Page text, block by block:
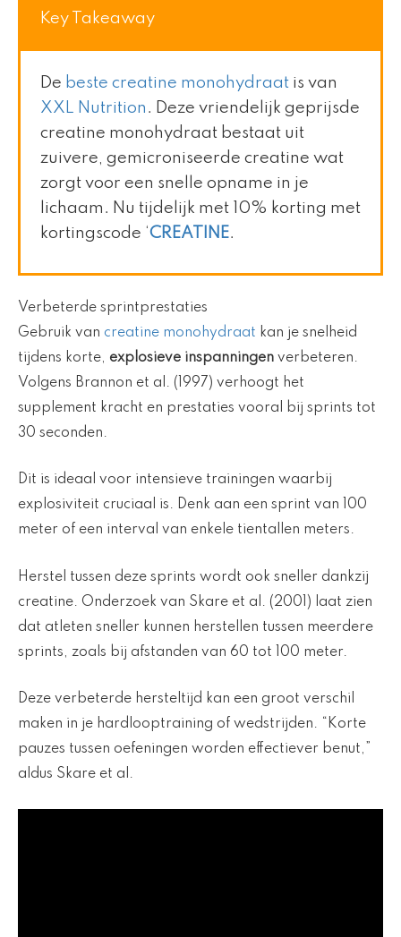
Key Takeaway
De beste creatine monohydraat is van
XXL Nutrition . Deze vriendelijk geprijsde
creatine monohydraat bestaat uit
zuivere, gemicroniseerde creatine wat
zorgt voor een snelle opname in je
lichaam. Nu tijdelijk met 10% korting met
kortingscode ‘ CREATINE.
Verbeterde sprintprestaties
Gebruik van creatine monohydraat kan je snelheid
tijdens korte, explosieve inspanningen verbeteren.
Volgens Brannon et al. (1997) verhoogt het
supplement kracht en prestaties vooral bij sprints tot
30 seconden.
Dit is ideaal voor intensieve trainingen waarbij
explosiviteit cruciaal is. Denk aan een sprint van 100
meter of een interval van enkele tientallen meters.
Herstel tussen deze sprints wordt ook sneller dankzij
creatine. Onderzoek van Skare et al. (2001) laat zien
dat atleten sneller kunnen herstellen tussen meerdere
sprints, zoals bij afstanden van 60 tot 100 meter.
Deze verbeterde hersteltijd kan een groot verschil
maken in je hardlooptraining of wedstrijden. “Korte
pauzes tussen oefeningen worden effectiever benut,”
aldus Skare et al.